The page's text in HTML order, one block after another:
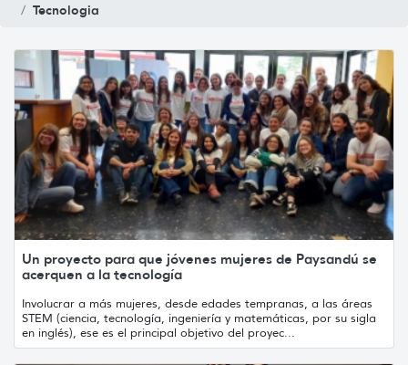
Tecnologia
Un proyecto para que jóvenes mujeres de Paysandú se
acerquen a la tecnología
Involucrar a más mujeres, desde edades tempranas, a las áreas
STEM (ciencia, tecnología, ingeniería y matemáticas, por su sigla
en inglés), ese es el principal objetivo del proyec...